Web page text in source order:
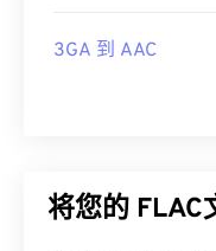
3GA 到 AAC
将您的 FLAC